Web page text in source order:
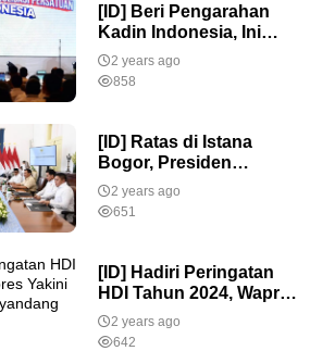
[ID] Beri Pengarahan
Kadin Indonesia, Ini
Pesan Presiden
Prabowo Untuk
2 years ago
858
[ID] Ratas di Istana
Bogor, Presiden
Prabowo dan Menko
Bahas Langkah
2 years ago
651
[ID] Hadiri Peringatan
HDI Tahun 2024, Wapres
Yakini Potensi Kuat
Penyandang
2 years ago
642